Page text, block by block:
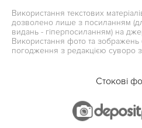
Використання текстових
дозволено лише з посиланням
видань - гіперпосиланням) на
Використання фото та зображень
погодження з редакцією суворо
Стокові